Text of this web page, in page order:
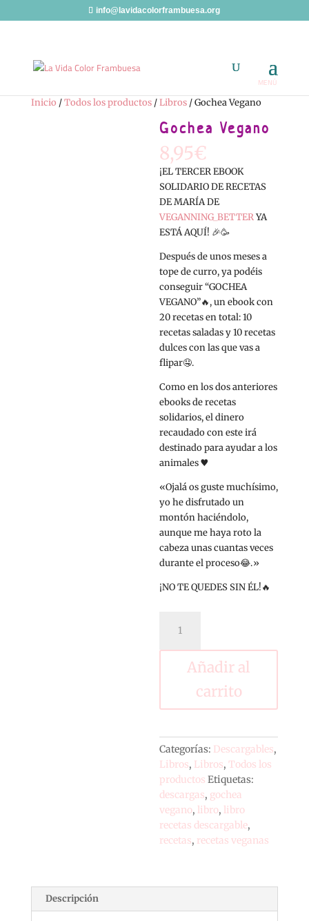
info@lavidacolorframbuesa.org
Inicio /Todos los productos/Libros/ Gochea Vegano
Gochea Vegano
8,95€
¡EL TERCER EBOOK
SOLIDARIO DE RECETAS
DE MARÍA DE
VEGANNING_BETTERYA
ESTÁ AQUÍ! 🎉🥳
Después de unos meses a
tope de curro, ya podéis
conseguir “GOCHEA
VEGANO”🔥, un ebook con
20 recetas en total: 10
recetas saladas y 10 recetas
dulces con las que vas a
flipar🤤.
Como en los dos anteriores
ebooks de recetas
solidarios, el dinero
recaudado con este irá
destinado para ayudar a los
animales ♥️
«Ojalá os guste muchísimo,
yo he disfrutado un
montón haciéndolo,
aunque me haya roto la
cabeza unas cuantas veces
durante el proceso😂.»
¡NO TE QUEDES SIN ÉL!🔥
Vegano
cantidad
Añadir al
carrito
Categorías: Descargables,
Libros, Libros,Todos los
productos Etiquetas:
descargas, gochea
vegano, libro, libro
recetas descargable,
recetas, recetas veganas
Descripción